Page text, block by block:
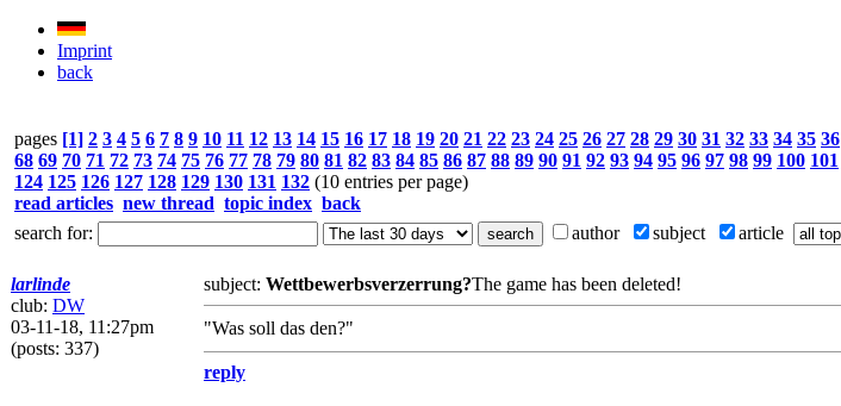
Imprint
back
pages [1] 2 3 4 5 6 7 8 9 10 11 12 13 14 15 16 17 18 19 20 21 22 23 24 25 26 27 28 29 30 31 32 33 34 35 36
68 69 70 71 72 73 74 75 76 77 78 79 80 81 82 83 84 85 86 87 88 89 90 91 92 93 94 95 96 97 98 99 100 101
124 125 126 127 128 129 130 131 132 (10 entries per page)
read articles new thread topic index back
search for:
author subject article
larlinde
club: DW
03-11-18, 11:27pm
(posts: 337)
subject: Wettbewerbsverzerrung?The game has been deleted!
"Was soll das den?"
reply